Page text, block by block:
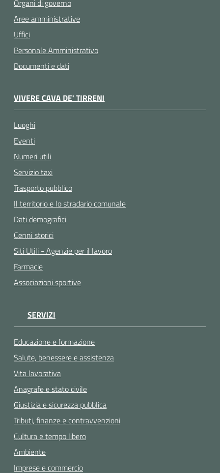
Organi di governo
Aree amministrative
Uffici
Personale Amministrativo
Documenti e dati
VIVERE CAVA DE' TIRRENI
Luoghi
Eventi
Numeri utili
Servizio taxi
Trasporto pubblico
Il territorio e lo stradario comunale
Dati demografici
Cenni storici
Siti Utili - Agenzie per il lavoro
Farmacie
Associazioni sportive
SERVIZI
Educazione e formazione
Salute, benessere e assistenza
Vita lavorativa
Anagrafe e stato civile
Giustizia e sicurezza pubblica
Tributi, finanze e contravvenzioni
Cultura e tempo libero
Ambiente
Imprese e commercio